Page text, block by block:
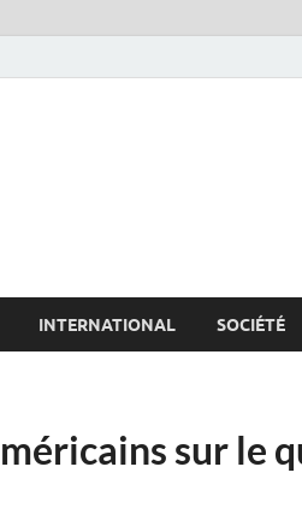
INTERNATIONAL SOCIÉTÉ
sur le